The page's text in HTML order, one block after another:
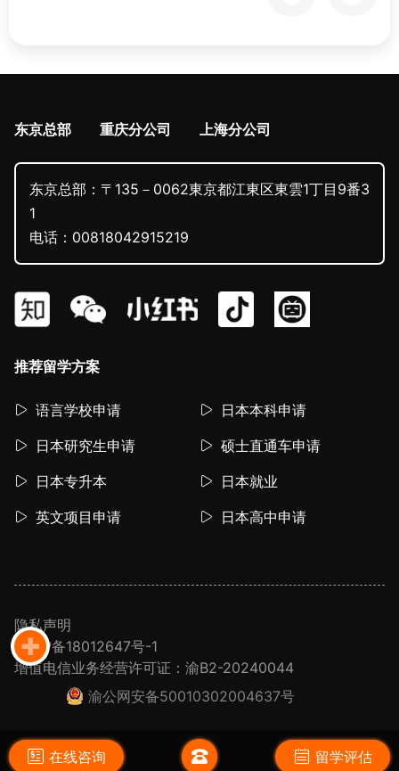
东京总部 重庆分公司 上海分公司
东京总部：〒135－0062東京都江東区東雲1丁目9番3
1
电话：00818042915219
推荐留学方案
语言学校申请
日本本科申请
日本研究生申请
硕士直通车申请
日本专升本
日本就业
英文项目申请
日本高中申请
隐私声明
渝ICP备18012647号-1
增值电信业务经营许可证：渝B2-20240044
渝公网安备50010302004637号
在线咨询 留学评估